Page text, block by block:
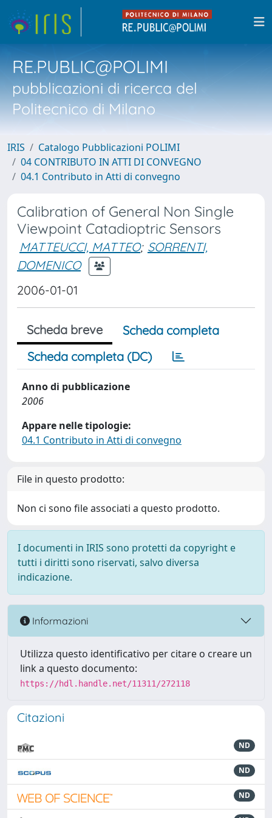
RE.PUBLIC@POLIMI
pubblicazioni di ricerca del
Politecnico di Milano
IRIS
Catalogo Pubblicazioni POLIMI
04 CONTRIBUTO IN ATTI DI CONVEGNO
04.1 Contributo in Atti di convegno
Calibration of General Non Single
Viewpoint Catadioptric Sensors
MATTEUCCI, MATTEO; SORRENTI,
DOMENICO
2006-01-01
Scheda breve
Scheda completa
Scheda completa (DC)
Anno di pubblicazione
2006
Appare nelle tipologie:
04.1 Contributo in Atti di convegno
File in questo prodotto:
Non ci sono file associati a questo prodotto.
I documenti in IRIS sono protetti da copyright e
tutti i diritti sono riservati, salvo diversa
indicazione.
Informazioni
Utilizza questo identificativo per citare o creare un
link a questo documento:
https://hdl.handle.net/11311/272118
Citazioni
ND
ND
ND